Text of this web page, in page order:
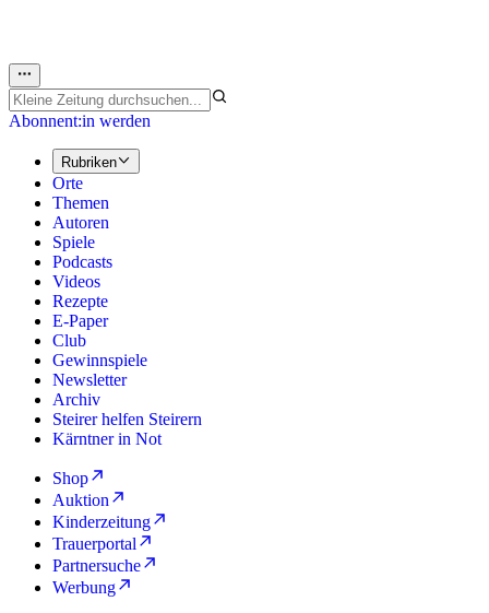
Abonnent:in werden
Rubriken
Orte
Themen
Autoren
Spiele
Podcasts
Videos
Rezepte
E-Paper
Club
Gewinnspiele
Newsletter
Archiv
Steirer helfen Steirern
Kärntner in Not
Shop
Auktion
Kinderzeitung
Trauerportal
Partnersuche
Werbung